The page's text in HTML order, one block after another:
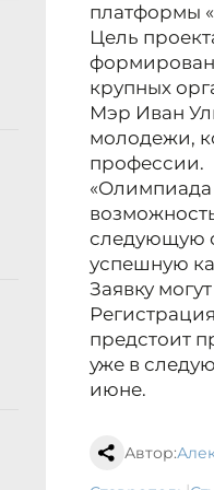
платформы
Цель
крупных
Мэр Иван
молодежи,
профессии.
«Олимпиада
следующую
успешную
Заявку
предстоит
уже в
июне.
Автор: